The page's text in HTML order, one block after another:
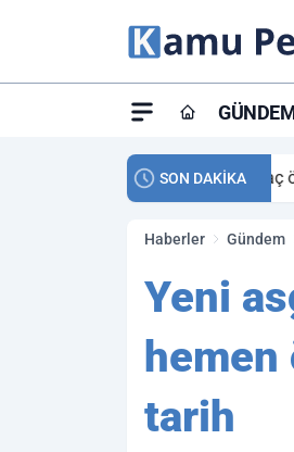
SON DAKİKA
maç özeti ve golleri!
Haberler Gündem
Yeni
hemen
tarih